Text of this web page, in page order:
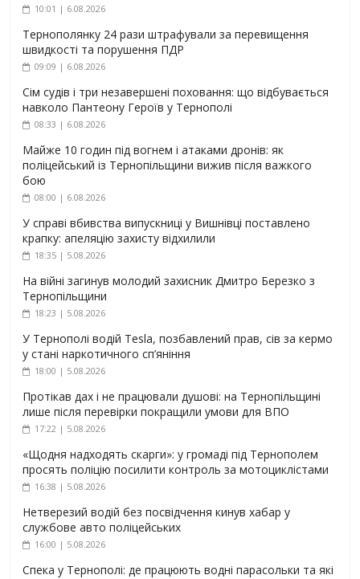
10:01 | 6.08.2026
Тернополянку 24 рази штрафували за перевищення
швидкості та порушення ПДР
09:09 | 6.08.2026
Сім судів і три незавершені поховання: що відбувається
навколо Пантеону Героїв у Тернополі
08:33 | 6.08.2026
Майже 10 годин під вогнем і атаками дронів: як
поліцейський із Тернопільщини вижив після важкого
бою
08:00 | 6.08.2026
У справі вбивства випускниці у Вишнівці поставлено
крапку: апеляцію захисту відхилили
18:35 | 5.08.2026
На війні загинув молодий захисник Дмитро Березко з
Тернопільщини
18:23 | 5.08.2026
У Тернополі водій Tesla, позбавлений прав, сів за кермо
у стані наркотичного сп’яніння
18:00 | 5.08.2026
Протікав дах і не працювали душові: на Тернопільщині
лише після перевірки покращили умови для ВПО
17:22 | 5.08.2026
«Щодня надходять скарги»: у громаді під Тернополем
просять поліцію посилити контроль за мотоциклістами
16:38 | 5.08.2026
Нетверезий водій без посвідчення кинув хабар у
службове авто поліцейських
16:00 | 5.08.2026
Спека у Тернополі: де працюють водні парасольки та які